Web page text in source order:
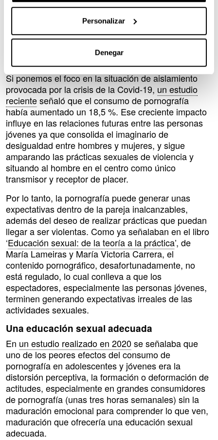
Personalizar
Denegar
imágenes de mujerescuyo papel se reduce a la
estimulación sexual y satisfacción de las fantasías
de los hombres. Esas imágenes tienen un impacto
Si ponemos el foco en la situación de aislamiento
provocada por la crisis de la Covid-19, un estudio
recienteseñaló que el consumo de pornografía
había aumentado un 18,5 %. Ese creciente impacto
influye en las relaciones futuras entre las personas
jóvenes ya que consolida el imaginario de
desigualdad entre hombres y mujeres, y sigue
amparando las prácticas sexuales de violencia y
situando al hombre en el centro como único
transmisor y receptor de placer.
Por lo tanto, la pornografía puede generar unas
expectativas dentro de la pareja inalcanzables,
además del deseo de realizar prácticas que puedan
llegar a ser violentas. Como ya señalaban en el libro
‘Educación sexual: de la teoría a la práctica’, de
María Lameiras y María Victoria Carrera, el
contenido pornográfico, desafortunadamente, no
está regulado, lo cual conlleva a que los
espectadores, especialmente las personas jóvenes,
terminen generando expectativas irreales de las
actividades sexuales.
Una educación sexual adecuada
En un estudio realizado en 2020se señalaba que
uno de los peores efectos del consumo de
pornografía en adolescentes y jóvenes era la
distorsión perceptiva, la formación o deformación de
actitudes, especialmente en grandes consumidores
de pornografía (unas tres horas semanales) sin la
maduración emocional para comprender lo que ven,
maduración que ofrecería una educación sexual
adecuada.